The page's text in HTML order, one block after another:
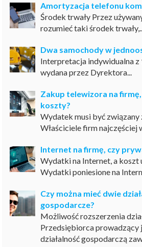
Amortyzacja telefonu
Środek trwały Przez
rozumieć taki środek
Dwa samochody w
Interpretacja indywidualna z
wydana przez Dyrektora...
Zakup telewizora na
koszty?
Wydatek musi być związany
Właściciele firm najczęściej
Internet na firmę, czy
Wydatki na Internet, a koszt
Wydatki poniesione na
Czy można mieć dwie
gospodarcze?
Możliwość rozszerzenia
Przedsiębiorca prowadzący
działalność gospodarczą